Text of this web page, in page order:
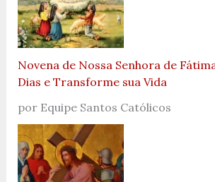
Novena de Nossa Senhora de
Dias e Transforme sua Vida
por Equipe Santos Católicos